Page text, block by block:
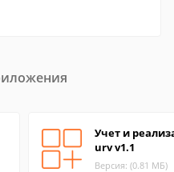
Учет и
urv v1.1
Версия: (0.81 МБ)